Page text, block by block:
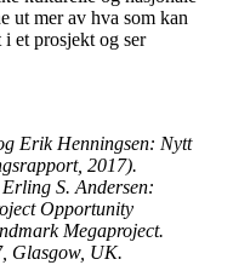
ut mer av hva som kan
et prosjekt og ser
Erik Henningsen: Nytt
2017).
S. Andersen:
Opportunity
Megaproject.
Glasgow, UK.